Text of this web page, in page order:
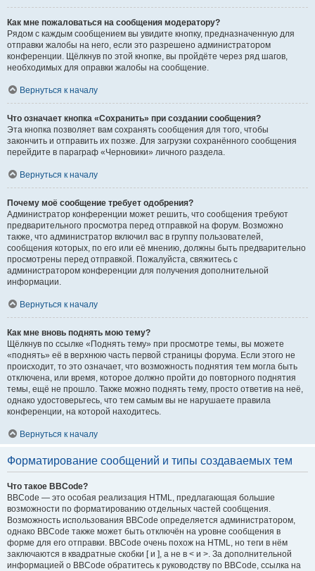
Как мне пожаловаться на сообщения модератору?
Рядом с каждым сообщением вы увидите кнопку, предназначенную для
отправки жалобы на него, если это разрешено администратором
конференции. Щёлкнув по этой кнопке, вы пройдёте через ряд шагов,
необходимых для оправки жалобы на сообщение.
Вернуться к началу
Что означает кнопка «Сохранить» при создании сообщения?
Эта кнопка позволяет вам сохранять сообщения для того, чтобы
закончить и отправить их позже. Для загрузки сохранённого сообщения
перейдите в параграф «Черновики» личного раздела.
Вернуться к началу
Почему моё сообщение требует одобрения?
Администратор конференции может решить, что сообщения требуют
предварительного просмотра перед отправкой на форум. Возможно
также, что администратор включил вас в группу пользователей,
сообщения которых, по его или её мнению, должны быть предварительно
просмотрены перед отправкой. Пожалуйста, свяжитесь с
администратором конференции для получения дополнительной
информации.
Вернуться к началу
Как мне вновь поднять мою тему?
Щёлкнув по ссылке «Поднять тему» при просмотре темы, вы можете
«поднять» её в верхнюю часть первой страницы форума. Если этого не
происходит, то это означает, что возможность поднятия тем могла быть
отключена, или время, которое должно пройти до повторного поднятия
темы, ещё не прошло. Также можно поднять тему, просто ответив на неё,
однако удостоверьтесь, что тем самым вы не нарушаете правила
конференции, на которой находитесь.
Вернуться к началу
Форматирование сообщений и типы создаваемых тем
Что такое BBCode?
BBCode — это особая реализация HTML, предлагающая большие
возможности по форматированию отдельных частей сообщения.
Возможность использования BBCode определяется администратором,
однако BBCode также может быть отключён на уровне сообщения в
форме для его отправки. BBCode очень похож на HTML, но теги в нём
заключаются в квадратные скобки [ и ], а не в < и >. За дополнительной
информацией о BBCode обратитесь к руководству по BBCode, ссылка на